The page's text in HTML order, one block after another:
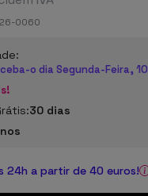
0060
o dia Segunda-Feira,
30 dias
24h a partir de 40 euros!